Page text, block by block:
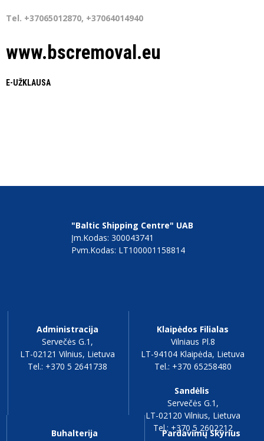
Tel. +37065012870, +37064014940
www.bscremoval.eu
E-UŽKLAUSA
"Baltic Shipping Centre" UAB
Įm.kodas: 300043741
Pvm.kodas: LT100001158814
Administracija
Servečės G.1,
LT-02121 Vilnius, Lietuva
Tel.: +370 5 2641738
Klaipėdos Filialas
Vilniaus Pl.8
LT-94104 Klaipėda, Lietuva
Tel.: +370 65258480
Sandėlis
Servečės G.1,
LT-02120 Vilnius, Lietuva
Tel.: +370 5 2602212
Buhalterija
Pardavimų Skyrius